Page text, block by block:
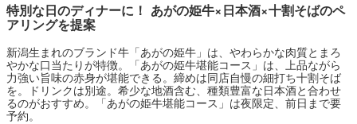
特別な日のディナーに！ あがの姫牛×日本酒×十割そばのペ
アリングを提案
新潟生まれのブランド牛「あがの姫牛」は、やわらかな肉質とまろ
やかな口当たりが特徴。「あがの姫牛堪能コース」は、上品ながら
力強い旨味の赤身が堪能できる。締めは同店自慢の細打ち十割そば
を。ドリンクは別途。希少な地酒含む、種類豊富な日本酒と合わせ
るのがおすすめ。「あがの姫牛堪能コース」は夜限定、前日まで要
予約。